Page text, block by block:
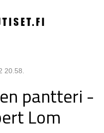
20.58
pantteri -
Lom